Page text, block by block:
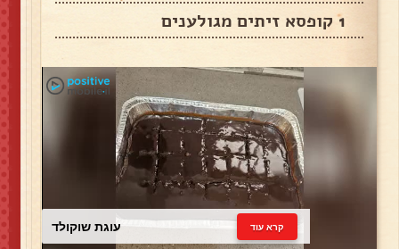
1 קופסא זיתים מגולענים
עוגת שוקולד קרא עוד